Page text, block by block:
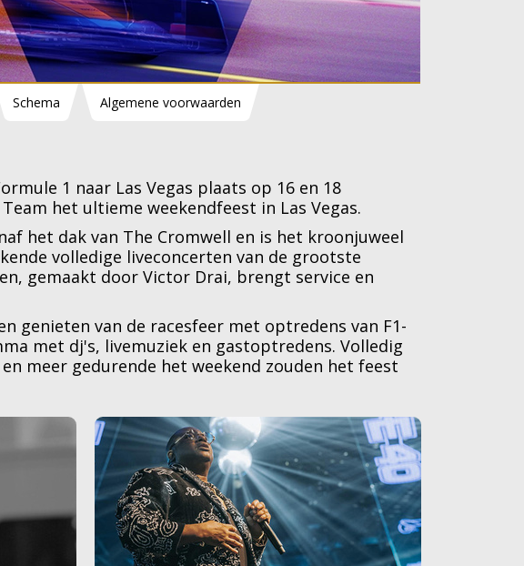
Schema Algemene voorwaarden
1 naar Las Vegas plaats op 16 en 18
het ultieme weekendfeest in Las Vegas.
het dak van The Cromwell en is het kroonjuweel
volledige liveconcerten van de grootste
gemaakt door Victor Drai, brengt service en
genieten van de racesfeer met optredens van F1-
met dj's, livemuziek en gastoptredens. Volledig
meer gedurende het weekend zouden het feest